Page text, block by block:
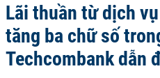
Lãi thuần từ dịch
tăng ba chữ số
Techcombank dẫn